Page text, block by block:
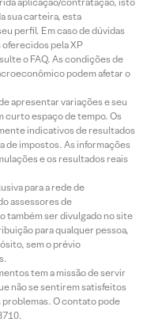
sua carteira, esta
perfil. Em caso de dúvidas
pela XP
o FAQ. As condições de
podem afetar o
apresentar variações e seu
curto espaço de tempo. Os
indicativos de resultados
de impostos. As informações
e os resultados reais
para a rede de
assessores de
também ser divulgado no site
para qualquer pessoa,
sem o prévio
tem a missão de servir
não se sentirem satisfeitos
problemas. O contato pode